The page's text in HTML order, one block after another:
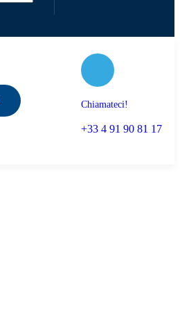
Chiamateci!
+33 4 91 90 81 17